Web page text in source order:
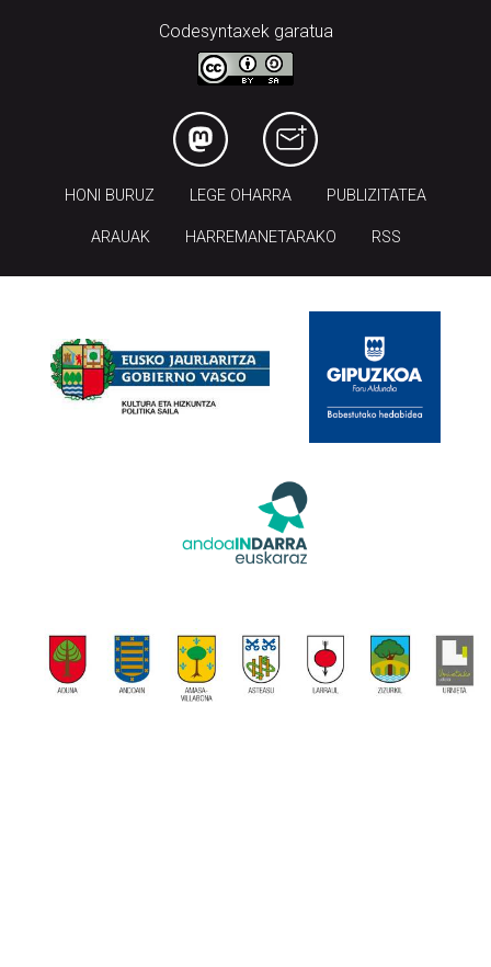
Codesyntaxek garatua
HONI BURUZ LEGE OHARRA PUBLIZITATEA
ARAUAK HARREMANETARAKO RSS